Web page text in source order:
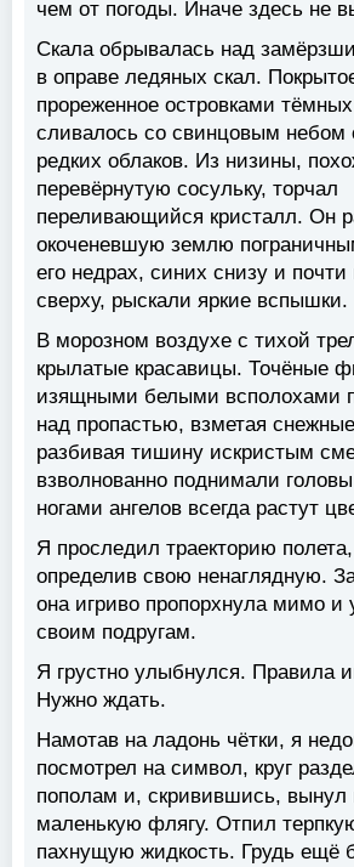
чем от погоды. Иначе здесь не
Скала обрывалась над
в оправе ледяных скал.
прореженное островками
сливалось со свинцовым небом
редких облаков. Из низины,
перевёрнутую сосульку, торчал
переливающийся кристалл. Он
окоченевшую землю
его недрах, синих снизу и почти
сверху, рыскали яркие вспышки.
В морозном воздухе с тихой
крылатые красавицы. Точёные
изящными белыми всполохами
над пропастью, взметая
разбивая тишину искристым
взволнованно поднимали
ногами ангелов всегда растут
Я проследил траекторию
определив свою ненаглядную.
она игриво пропорхнула мимо и
своим подругам.
Я грустно улыбнулся. Правила
Нужно ждать.
Намотав на ладонь чётки, я
посмотрел на символ, круг
пополам и, скривившись, вынул
маленькую флягу. Отпил
пахнущую жидкость. Грудь ещё